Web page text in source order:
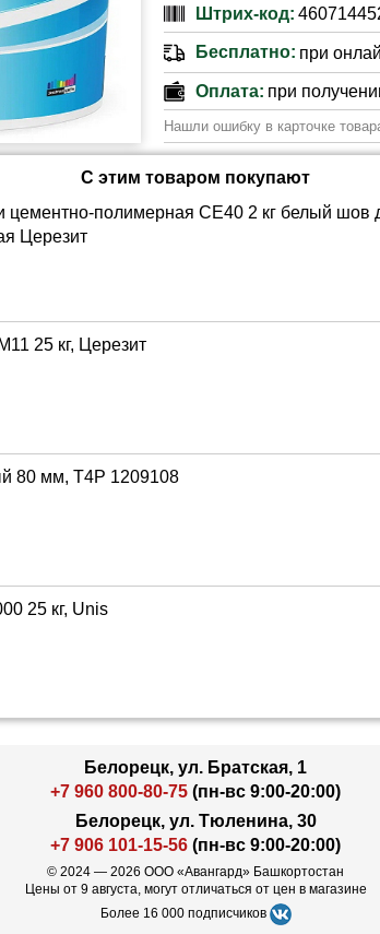
Штрих-код:
Бесплатно: при
Оплата: при
Нашли ошибку в карточке
С этим товаром покупают
цементно-полимерная CE40 2 кг белый шов
Церезит
25 кг, Церезит
80 мм, T4P 1209108
25 кг, Unis
Белорецк, ул. Братская, 1
+7 960 800-80-75 (пн-вс 9:00-20:00)
Белорецк, ул. Тюленина, 30
+7 906 101-15-56 (пн-вс 9:00-20:00)
© 2024 — 2026 ООО «Авангард» Башкортостан
Цены от 9 августа, могут отличаться от цен в магазине
Более 16 000 подписчиков